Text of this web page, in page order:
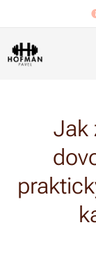
Jak